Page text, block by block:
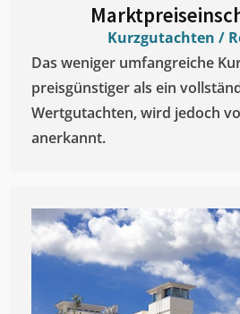
Kurzgutachten /
Das weniger umfangreiche
preisgünstiger als ein
Wertgutachten, wird jedoch
anerkannt.